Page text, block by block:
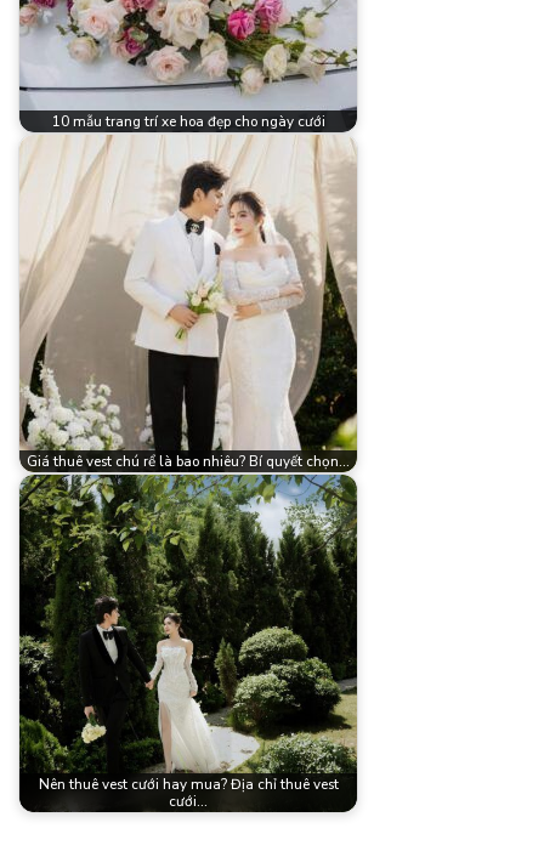
10 mẫu trang trí xe hoa đẹp cho ngày cưới
Giá thuê vest chú rể là bao nhiêu? Bí quyết chọn…
Nên thuê vest cưới hay mua? Địa chỉ thuê vest
cưới…